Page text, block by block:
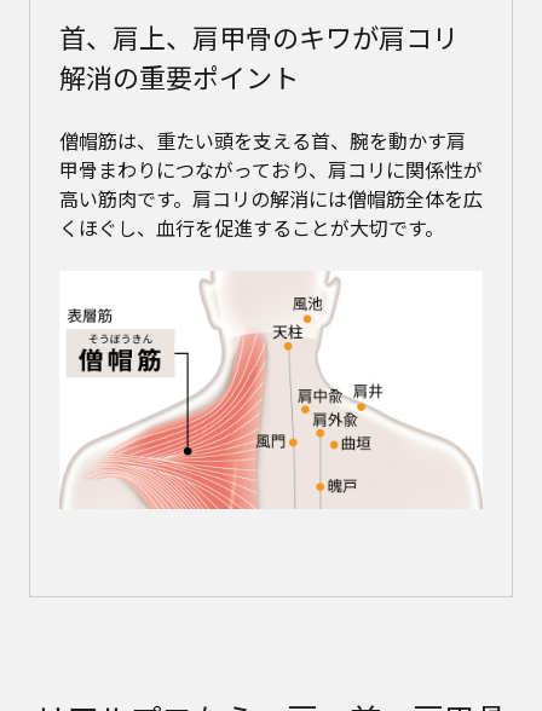
首、肩上、肩甲骨のキワが肩コリ
解消の重要ポイント
僧帽筋は、重たい頭を支える首、腕を動かす肩
甲骨まわりにつながっており、肩コリに関係性が
高い筋肉です。肩コリの解消には僧帽筋全体を広
くほぐし、血行を促進することが大切です。